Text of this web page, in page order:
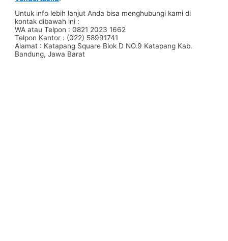
Untuk info lebih lanjut Anda bisa menghubungi kami di
kontak dibawah ini :
WA atau Telpon : 0821 2023 1662
Telpon Kantor : (022) 58991741
Alamat : Katapang Square Blok D NO.9 Katapang Kab.
Bandung, Jawa Barat